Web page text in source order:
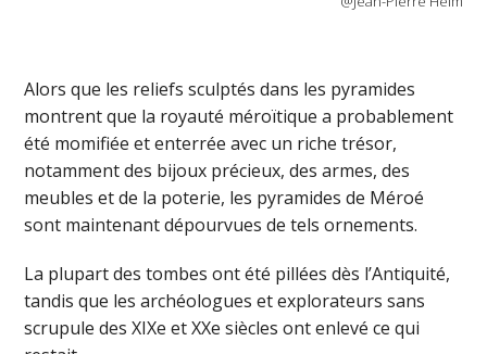
Alors que les reliefs sculptés dans les pyramides
montrent que la royauté méroïtique a probablement
été momifiée et enterrée avec un riche trésor,
notamment des bijoux précieux, des armes, des
meubles et de la poterie, les pyramides de Méroé
sont maintenant dépourvues de tels ornements.
La plupart des tombes ont été pillées dès l’Antiquité,
tandis que les archéologues et explorateurs sans
scrupule des XIXe et XXe siècles ont enlevé ce qui